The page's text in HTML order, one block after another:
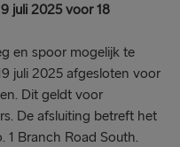
juli 2025 voor 18
en spoor mogelijk te
juli 2025 afgesloten voor
Dit geldt voor
De afsluiting betreft het
1 Branch Road South.